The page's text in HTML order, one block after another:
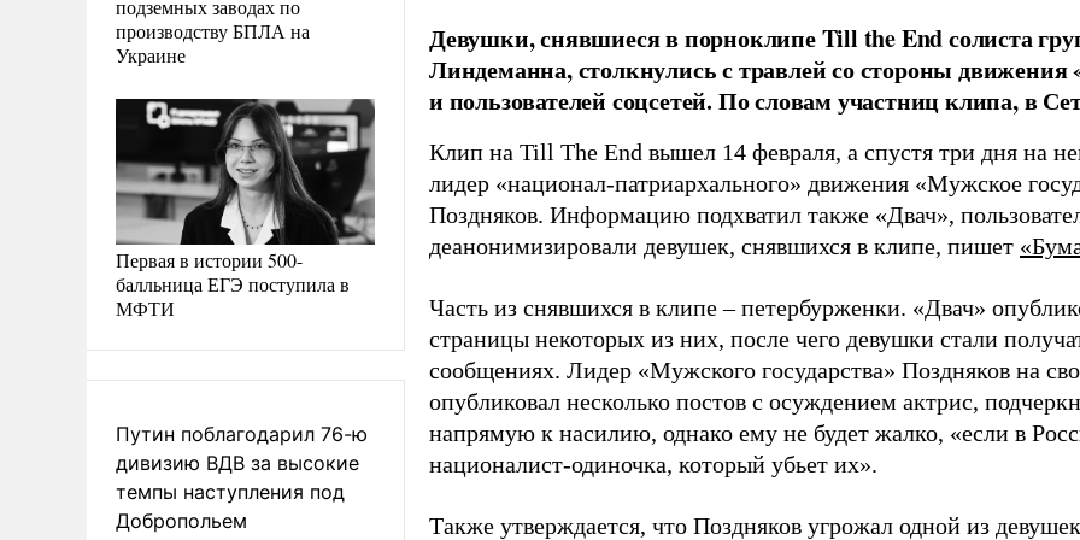
подземных заводах по
производству БПЛА на
Украине
Первая в истории 500-
балльница ЕГЭ поступила в
МФТИ
Путин поблагодарил 76-ю
дивизию ВДВ за высокие
темпы наступления под
Добропольем
Девушки, снявшиеся в порноклипе Till the End солиста
Линдеманна, столкнулись с травлей со стороны движения
и пользователей соцсетей. По словам участниц клипа, в
Клип на Till The End вышел 14 февраля, а спустя три дня на
лидер «национал-патриархального» движения «Мужское
Поздняков. Информацию подхватил также «Двач»,
деанонимизировали девушек, снявшихся в клипе, пишет
Часть из снявшихся в клипе – петербурженки. «Двач»
страницы некоторых из них, после чего девушки стали
сообщениях. Лидер «Мужского государства» Поздняков на
опубликовал несколько постов с осуждением актрис,
напрямую к насилию, однако ему не будет жалко, «если в
националист-одиночка, который убьет их».
Также утверждается, что Поздняков угрожал одной из